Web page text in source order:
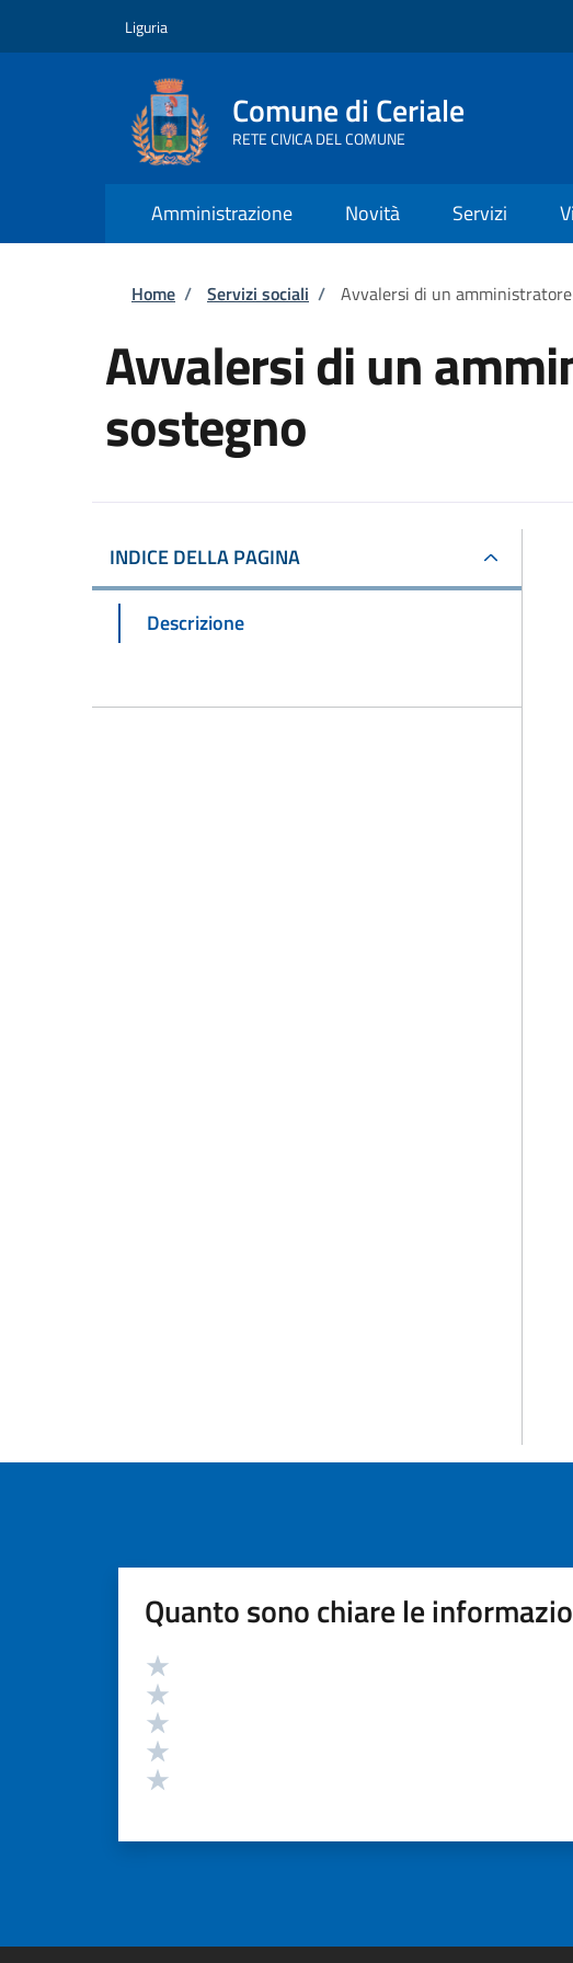
Liguria
Comune di Ceriale
RETE CIVICA DEL COMUNE
Amministrazione Novità Servizi
Briciole di pane
Home / Servizi sociali / Avvalersi di un
Avvalersi di un
sostegno
INDICE DELLA PAGINA
Descrizione
Quanto sono chiare le
Valutazione